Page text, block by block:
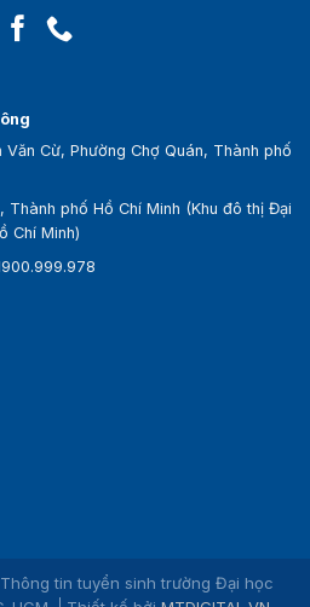
Cừ, Phường Chợ Quán, Thành phố
Thành phố Hồ Chí Minh (Khu đô thị Đại
Chí Minh)
tin tuyển sinh trường Đại học